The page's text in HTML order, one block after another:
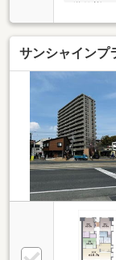
の共用
など、
曜日時
す！当
い☆日本
店☆Next
社がしっ
available
サンシャインプ